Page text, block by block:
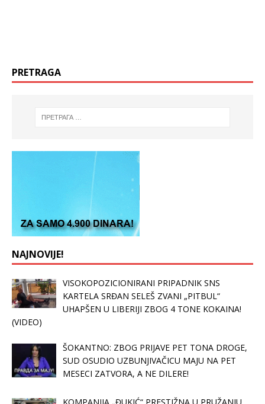
PRETRAGA
NAJNOVIJE!
VISOKOPOZICIONIRANI PRIPADNIK SNS
KARTELA SRĐAN SELEŠ ZVANI „PITBUL“
UHAPŠEN U LIBERIJI ZBOG 4 TONE KOKAINA!
(VIDEO)
ŠOKANTNO: ZBOG PRIJAVE PET TONA DROGE,
SUD OSUDIO UZBUNJIVAČICU MAJU NA PET
MESECI ZATVORA, A NE DILERE!